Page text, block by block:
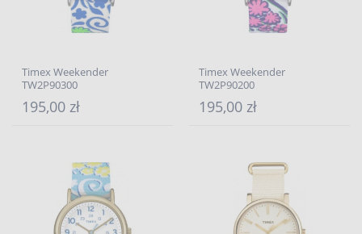
Timex Weekender
TW2P90300
195,00 zł
Timex Weekender
TW2P90200
195,00 zł